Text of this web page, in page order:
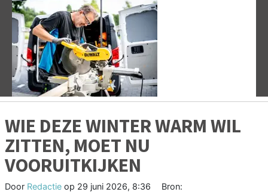
Vorige
WIE DEZE WINTER WARM WIL
ZITTEN, MOET NU
VOORUITKIJKEN
Door Redactie op 29 juni 2026, 8:36
Bron: